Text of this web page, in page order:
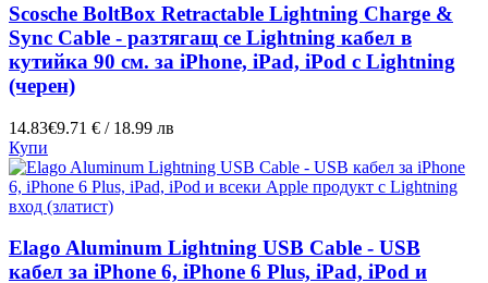
Scosche BoltBox Retractable Lightning Charge &
Sync Cable - разтягащ се Lightning кабел в
кутийка 90 см. за iPhone, iPad, iPod с Lightning
(черен)
14.83€9.71 € / 18.99 лв
Купи
Elago Aluminum Lightning USB Cable - USB
кабел за iPhone 6, iPhone 6 Plus, iPad, iPod и